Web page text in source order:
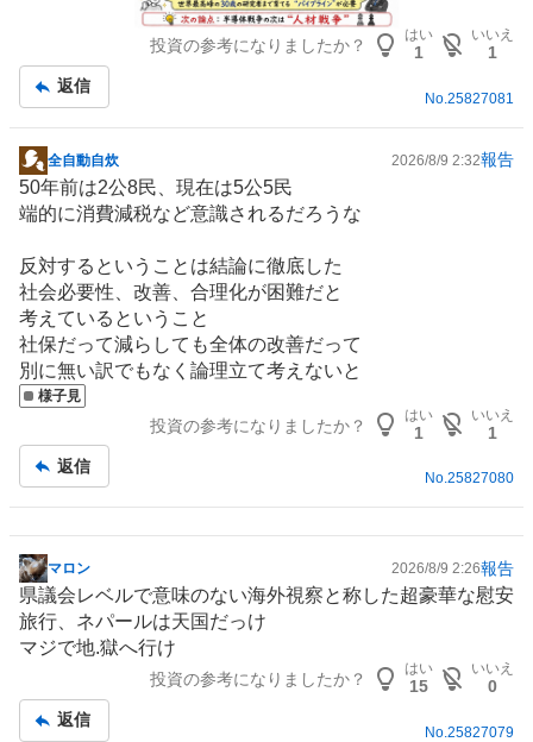
投資の参考になりましたか？
はい
1
いいえ
1
返信
No. 25827081
掲
示
板
事
全自動自炊 2026/8/9 2:32報告
50年前は2公8民、現在は5公5民
端的に消費減税など意識されるだろうな
反対するということは結論に徹底した
社会必要性、改善、合理化が困難だと
考えているということ
社保だって減らしても全体の改善だって
別に無い訳でもなく論理立て考えないと
様子見
投資の参考になりましたか？
はい
1
いいえ
1
返信
No.25827080
掲
示
板
記
マロン 2026/8/9 2:26報告
県議会レベルで意味のない海外視察と称した超豪華な慰安
旅行、ネパールは天国だっけ
マジで地.獄へ行け
投資の参考になりましたか？
はい
15
いいえ
0
返信
No. 25827079